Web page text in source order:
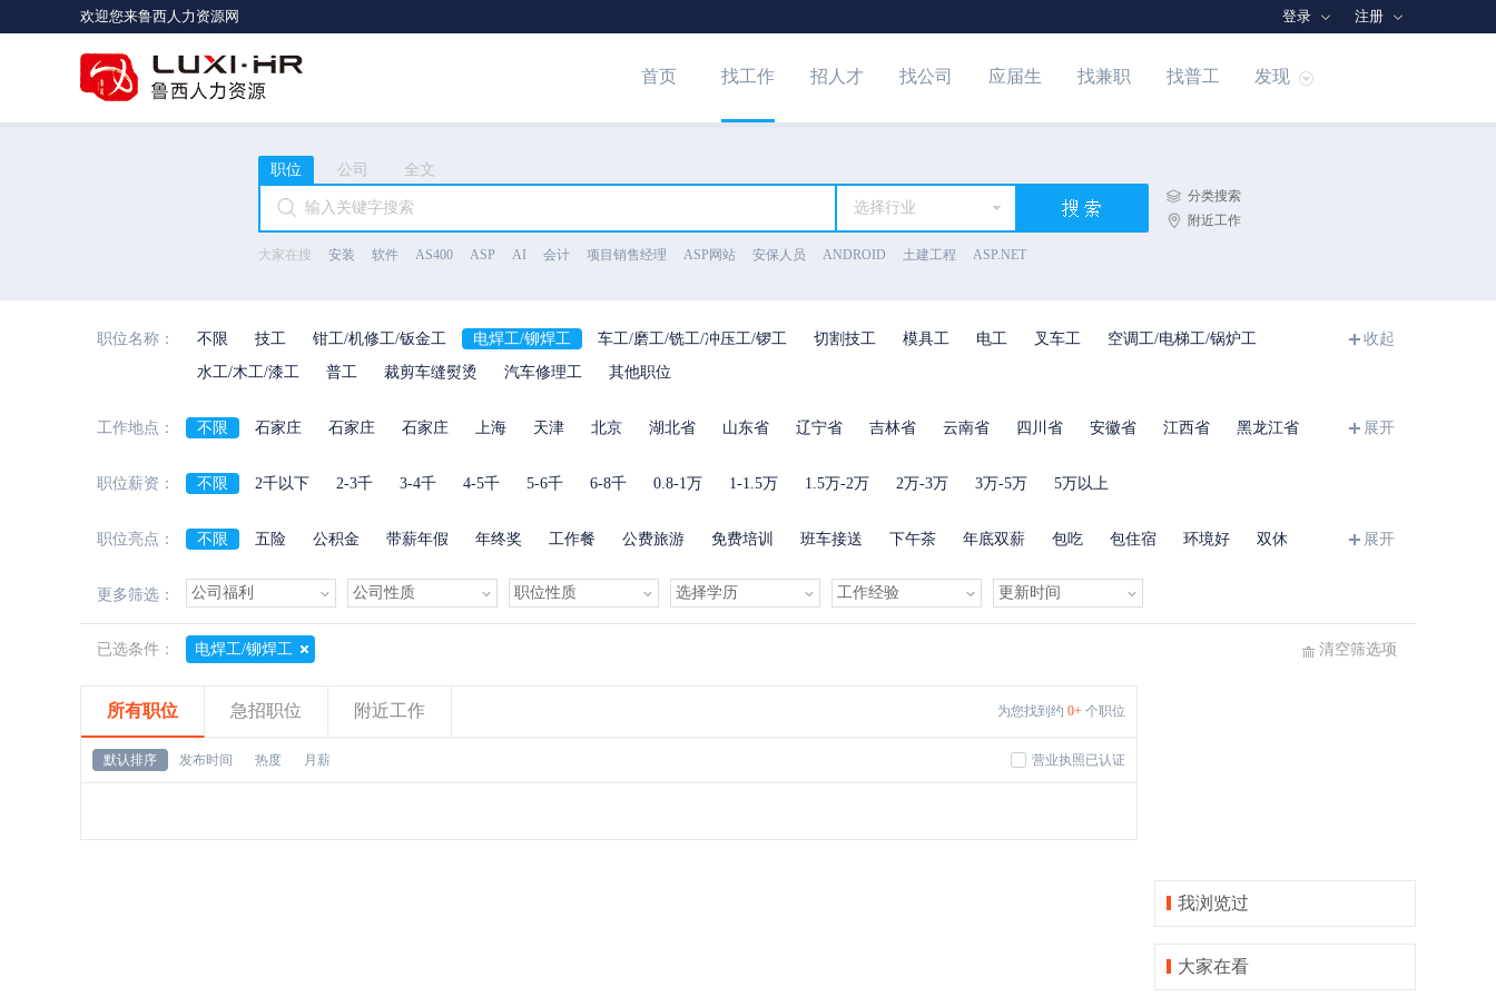
欢迎您来鲁西人力资源网 注册
登录
首页 找工作 招人才 找公司 应届生 找兼职 找普工 发现
职位 公司 全文
选择行业
分类搜索
附近工作
大家在搜 安装 软件 AS400 ASP AI 会计 项目销售经理 ASP网站 安保人员 ANDROID 土建工程 ASP.NET
职位名称： 不限 技工 钳工/机修工/钣金工 电焊工/铆焊工 车工/磨工/铣工/冲压工/锣工 切割技工 模具工 电工 叉车工
空调工/电梯工/锅炉工
水工/木工/漆工
普工 裁剪车缝熨烫 汽车修理工 其他职位
收起
工作地点： 不限 石家庄 石家庄 石家庄 上海 天津 北京 湖北省 山东省 辽宁省 吉林省 云南省 四川省 安徽省 江西省
黑龙江省
展开
职位薪资： 不限 2千以下 2-3千 3-4千 4-5千 5-6千 6-8千 0.8-1万 1-1.5万 1.5万-2万 2万-3万 3万-5万 5万以上
职位亮点： 不限 五险 公积金 带薪年假 年终奖 工作餐 公费旅游 免费培训 班车接送 下午茶 年底双薪 包吃 包住宿 环境好
双休
展开
更多筛选：
已选条件： 电焊工/铆焊工 清空筛选项
所有职位 急招职位 附近工作 为您找到约 0+ 个职位
默认排序 发布时间 热度 月薪 营业执照已认证
我浏览过
大家在看